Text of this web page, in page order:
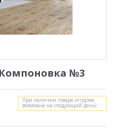
№3
При наличии товара отгрузка
возможна на следующий день!